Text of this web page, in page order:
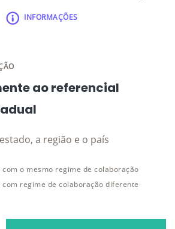
INFORMAÇÕES
ao referencial
a região e o país
o mesmo regime de colaboração
regime de colaboração diferente